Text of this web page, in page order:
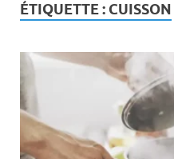
ÉTIQUETTE : CUISSON